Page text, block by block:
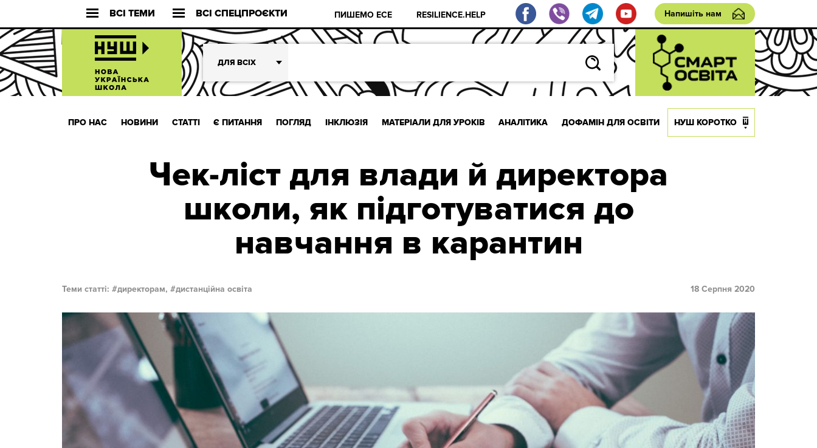
ВСІ ТЕМИ ВСІ СПЕЦПРОЄКТИ ПИШЕМО ЕСЕ RESILIENCE.HELP Напишіть нам
ДЛЯ ВСІХ
ПРО НАС НОВИНИ СТАТТІ Є ПИТАННЯ ПОГЛЯД ІНКЛЮЗІЯ МАТЕРІАЛИ ДЛЯ УРОКІВ АНАЛІТИКА ДОФАМІН ДЛЯ ОСВІТИ НУШ КОРОТКО
Чек-ліст для влади й директора
школи, як підготуватися до
навчання в карантин
Теми статті: директорам, дистанційна освіта 18 Серпня 2020